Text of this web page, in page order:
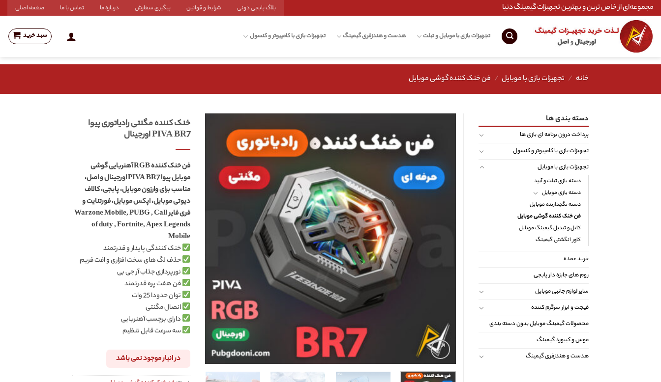
Skip
to
content
مجموعه‌ای از خاص ترین و بهترین تجهیزات گیمینگ دنیا بلاگ پابجی دونی شرایط و قوانین پیگیری سفارش درباره ما تماس با ما صفحه اصلی
تجهیزات بازی با موبایل و تبلت هدست و هندزفری گیمینگ تجهیزات بازی با کامپیوتر و کنسول سبد خرید
خانه / تجهیزات بازی با موبایل / فن خنک کننده گوشی موبایل
خنک کننده مگنتی رادیاتوری پیوا
PIVA BR7 اورجینال
فن خنک کننده RGB آهنربایی گوشی
موبایل پیوا PIVA BR7 اورجینال و اصل،
مناسب برای وارزون موبایل، پابجی، کالاف
دیوتی موبایل، اپکس موبایل، فورتنایت و
فری فایر Warzone Mobile, PUBG , Call
of duty , Fortnite, Apex Legends
Mobile
خنک کنندگی پایدار و قدرتمند
حذف لگ های سخت افزاری و افت فریم
نورپردازی جذاب آر جی بی
فن هفت پره قدرتمند
توان حدودا 25 وات
انصال مگنتی
دارای برچسب آهنربایی
سه سرعت قابل تنظیم
در انبار موجود نمی باشد
دسته بندی ها
پرداخت درون برنامه ای بازی ها
تجهیزات بازی با کامپیوتر و کنسول
تجهیزات بازی با موبایل
دسته بازی تبلت و آیپد
دسته بازی موبایل
دسته نگهدارنده موبایل
فن خنک کننده گوشی موبایل
کابل و تبدیل گیمینگ موبایل
کاور انگشتی گیمینگ
خرید عمده
روم های جایزه دار پابجی
سایر لوازم جانبی موبایل
فیجت و ابزار سرگرم کننده
محصولات گیمینگ موبایل بدون دسته بندی
موس و کیبورد گیمینگ
هدست و هندزفری گیمینگ